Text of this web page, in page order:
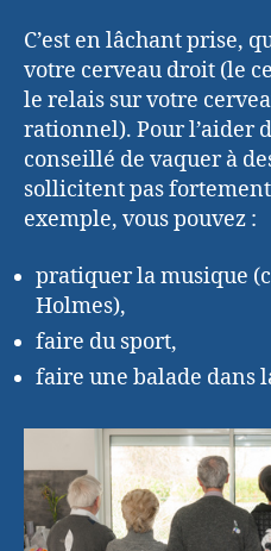
C’est en lâchant prise,
votre cerveau droit (le
le relais sur votre
rationnel). Pour l’aider
conseillé de vaquer à
sollicitent pas
exemple, vous pouvez :
pratiquer la musique
Holmes),
faire du sport,
faire une balade dans